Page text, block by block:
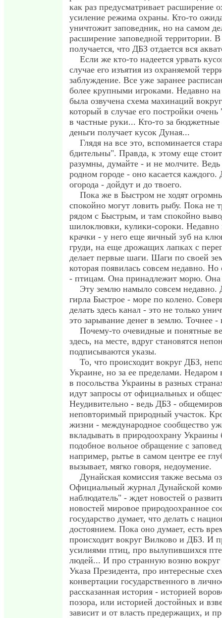
как раз предусматривает расширение
усиление режима охраны. Кто-то
уничтожит заповедник, но на самом
расширение заповедной территории.
получается, что ДБЗ отдается вся
Если же кто-то надеется урвать
случае его изъятия из охраняемой
заблуждение. Все уже заранее
более крупными игроками. Недавно
была озвучена схема махинаций
который в случае его постройки
в частные руки... Кто-то за бюджетные
деньги получает кусок Дуная...
Глядя на все это, вспоминается
бдительны". Правда, к этому еще стоит
разумны, думайте - и не молчите. Ведь
родном городе - оно касается каждого.
огорода - дойдут и до твоего.
Пока же в Быстром не ходят
спокойно могут ловить рыбу. Пока не
рядом с Быстрым, и там спокойно
шилоклювки, кулики-сороки.
крачки - у него еще яичный зуб на
груди, на еще дрожащих лапках с
делает первые шаги. Шаги по своей
которая появилась совсем недавно.
- птицам. Она принадлежит морю.
Эту землю намыло совсем недавно.
гирла Быстрое - море по колено.
делать здесь канал - это не только
это зарывание денег в землю. Точнее -
Почему-то очевидные и понятные
здесь, на месте, вдруг становятся
подписываются указы.
То, что происходит вокруг ДБЗ,
Украине, но за ее пределами. Недаром
в посольства Украины в разных
идут запросы от официальных и
Неудивительно - ведь ДБЗ -
неповторимый природный участок.
жизни - международное сообщество
вкладывать в природоохрану Украины
подобное вольное обращение с
например, рытье в самом центре ее
вызывает, мягко говоря, недоумение.
Дунайская комиссия также весьма
Официальный журнал Дунайской
наблюдатель" - ждет новостей о
новостей мировое природоохранное
государство думает, что делать с
достоянием. Пока оно думает, есть
происходит вокруг Вилково и ДБЗ. И
усилиями птиц, про вылупившихся
людей... И про странную возню вокруг
Указа Президента, про интересные
конвертации государственного в
рассказанная история - историей
позора, или историей достойных и
зависит и от власть предержащих, и